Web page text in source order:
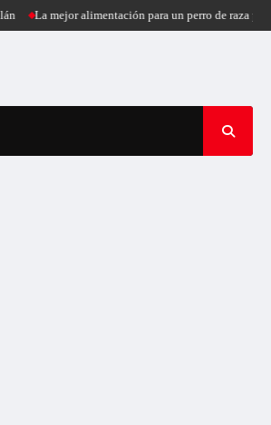
La mejor alimentación para un perro de raza